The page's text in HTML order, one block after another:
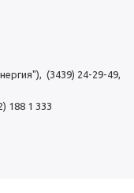
(3439) 24-29-49,
188 1 333